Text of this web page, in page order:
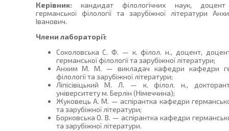
Керівник: кандидат філологічних наук,
германської філології та зарубіжної літератури
Іванович.
Члени лабораторії:
Соколовська С. Ф. — к. філол. н., доцент,
германської філології та зарубіжної літератури;
Анхим М. М. — викладач кафедри кафедри
філології та зарубіжної літератури;
Ліпісівіцький М. Л. — к. філол. н.,
університету м. Берлін (Німеччина);
Жуковець А. М. — аспірантка кафедри
та зарубіжної літератури;
Борковська О. В. — аспірантка кафедри
та зарубіжної літератури.